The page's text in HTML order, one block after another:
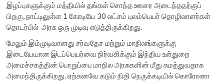
இழப்புகளுக்கும் மத்தியில் தங்கள் சொந்த ஊரை அடைந்ததற்குப்
பிறகு, நாட்டிலுள்ள 1 கோடியே 30 லட்சம் புலம்பெயர் தொழிலாளர்கள்
தொடர்பில் அரசு ஒரு முடிவு எடுத்திருக்கிறது.
மேலும் இம்முடிவானது சர்வதேச மற்றும் மாநிலங்களுக்கு
இடையேயான இடப்பெயர்வை நிர்வகிக்கும் இந்திய உள்துறை
அமைச்சகத்தின் பொறுப்பை மாநில அரசுகளின் மீது சுமத்துவதாக
அமைந்திருக்கிறது. ஏற்கனவே கடும் நிதி நெருக்கடியில் கொரோனா